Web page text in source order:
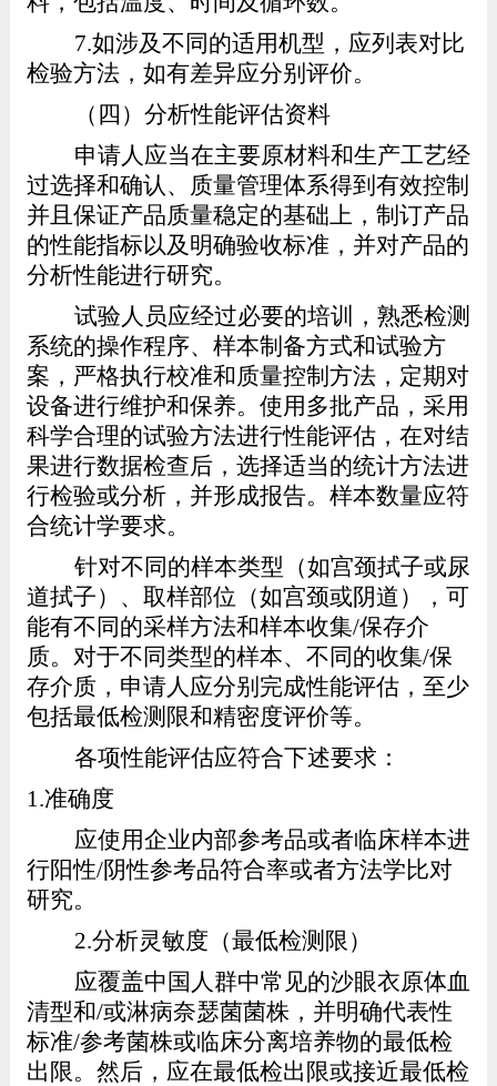
7.如涉及不同的适用机型，应列表对比
检验方法，如有差异应分别评价。
（四）分析性能评估资料
申请人应当在主要原材料和生产工艺经
过选择和确认、质量管理体系得到有效控制
并且保证产品质量稳定的基础上，制订产品
的性能指标以及明确验收标准，并对产品的
分析性能进行研究。
试验人员应经过必要的培训，熟悉检测
系统的操作程序、样本制备方式和试验方
案，严格执行校准和质量控制方法，定期对
设备进行维护和保养。使用多批产品，采用
科学合理的试验方法进行性能评估，在对结
果进行数据检查后，选择适当的统计方法进
行检验或分析，并形成报告。样本数量应符
合统计学要求。
针对不同的样本类型（如宫颈拭子或尿
道拭子）、取样部位（如宫颈或阴道），可
能有不同的采样方法和样本收集/保存介
质。对于不同类型的样本、不同的收集/保
存介质，申请人应分别完成性能评估，至少
包括最低检测限和精密度评价等。
各项性能评估应符合下述要求：
1.准确度
应使用企业内部参考品或者临床样本进
行阳性/阴性参考品符合率或者方法学比对
研究。
2.分析灵敏度（最低检测限 ）
应覆盖中国人群中常见的沙眼衣原体血
清型和/或淋病奈瑟菌菌株，并明确代表性
标准/参考菌株或临床分离培养物的最低检
出限。然后，应在最低检出限或接近最低检